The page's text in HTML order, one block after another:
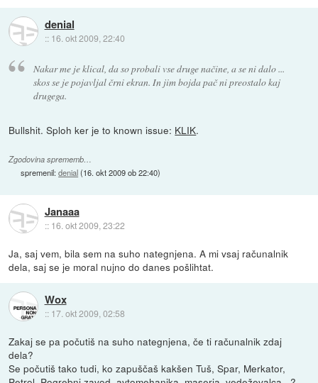
denial
:: 16. okt 2009, 22:40
Nakar me je klical, da so probali vse druge načine, a se ni dalo ...
skos se je pojavljal črni ekran. In jim bojda pač ni preostalo kaj
drugega.
Bullshit. Sploh ker je to known issue: KLIK.
Zgodovina sprememb…
spremenil:denial(16. okt 2009 ob 22:40)
Janaaa
:: 16. okt 2009, 23:22
Ja, saj vem, bila sem na suho nategnjena. A mi vsaj računalnik
dela, saj se je moral nujno do danes pošlihtat.
Wox
:: 17. okt 2009, 02:58
Zakaj se pa počutiš na suho nategnjena, če ti računalnik zdaj
dela?
Se počutiš tako tudi, ko zapuščaš kakšen Tuš, Spar, Merkator,